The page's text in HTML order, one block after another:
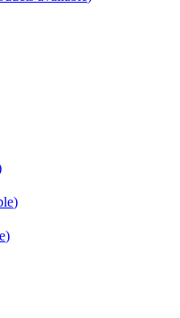
)
)